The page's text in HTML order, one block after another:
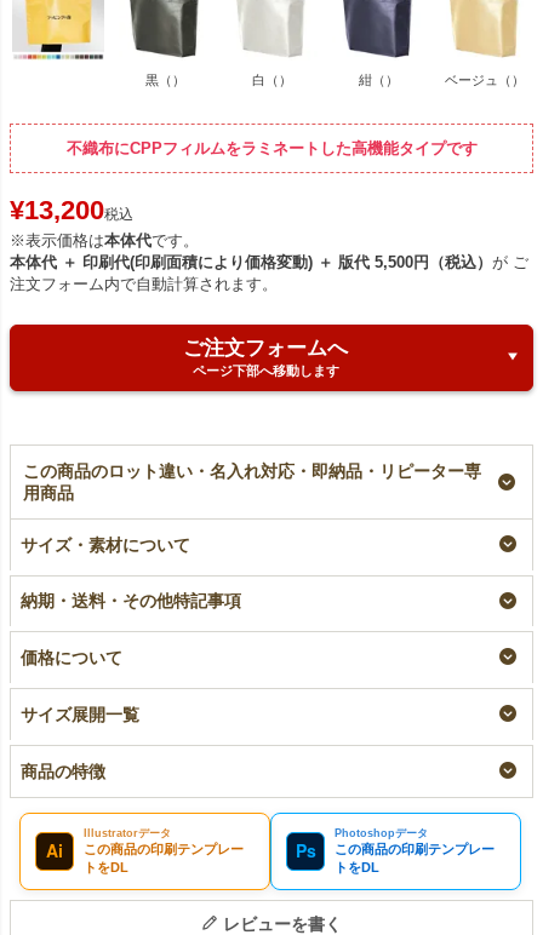
黒（） 白（） 紺（） ベージュ（）
不織布にCPPフィルムをラミネートした高機能タイプです
¥13,200税込
※表示価格は本体代です。
本体代 ＋ 印刷代(印刷面積により価格変動) ＋ 版代 5,500円（税込） が ご
注文フォーム内で自動計算されます。
ご注文フォームへ
ページ下部へ移動します
この商品のロット違い・名入れ対応・即納品・リピーター専
用商品
マチ 大サイズ｜100
即納品｜ラミ
｜100枚入
リピーター専用名入れ
¥13,200税込
サイズ・素材について
納期・送料・その他特記事項
価格について
サイズ展開一覧
商品の特徴
Ai
Illustratorデータ
この商品の印刷テンプレー
トをDL
Ps
Photoshopデータ
この商品の印刷テンプレー
トをDL
レビューを書く